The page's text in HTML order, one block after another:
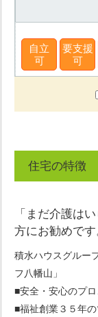
自立
可
要支援
可
住宅の特徴
「まだ介護は
方にお勧めです
積水ハウスグルー
フ八幡山」
■安全・安心のプ
■福祉創業３５年